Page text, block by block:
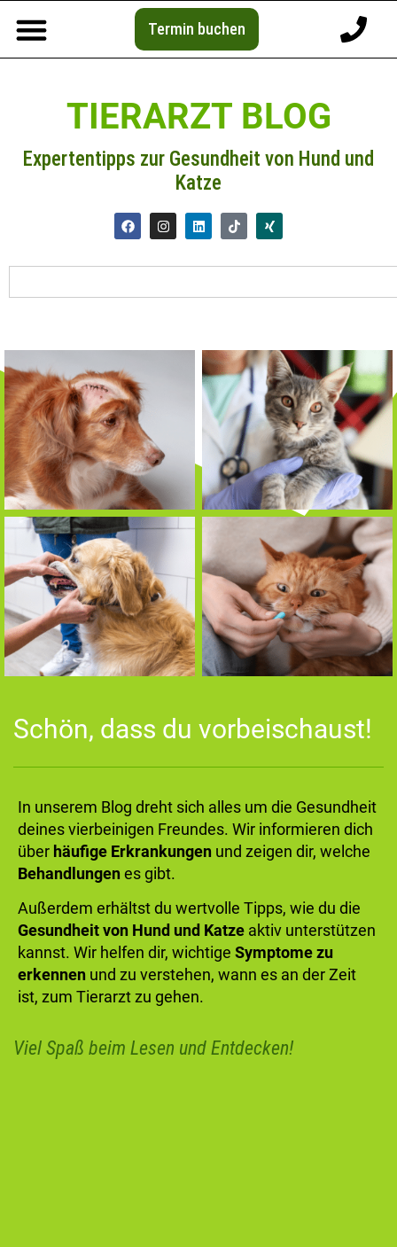
Termin buchen
TIERARZT BLOG
Expertentipps zur Gesundheit von Hund und
Katze
Schön, dass du vorbeischaust!
In unserem Blog dreht sich alles um die Gesundheit
deines vierbeinigen Freundes. Wir informieren dich
über häufige Erkrankungen und zeigen dir, welche
Behandlungenes gibt.
Außerdem erhältst du wertvolle Tipps, wie du die
Gesundheit von Hund und Katze aktiv unterstützen
kannst. Wir helfen dir, wichtige Symptome zu
erkennen und zu verstehen, wann es an der Zeit
ist, zum Tierarzt zu gehen.
Viel Spaß beim Lesen und Entdecken!